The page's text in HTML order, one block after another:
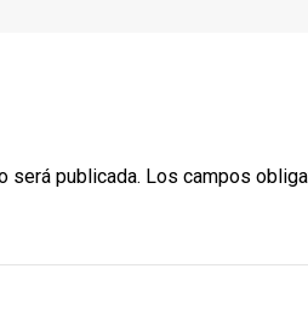
será publicada. Los campos